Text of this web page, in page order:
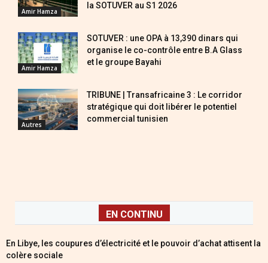
Amir Hamza
la SOTUVER au S1 2026
Amir Hamza
SOTUVER : une OPA à 13,390 dinars qui
organise le co-contrôle entre B.A Glass
et le groupe Bayahi
Autres
TRIBUNE | Transafricaine 3 : Le corridor
stratégique qui doit libérer le potentiel
commercial tunisien
EN CONTINU
En Libye, les coupures d’électricité et le pouvoir d’achat attisent la
colère sociale